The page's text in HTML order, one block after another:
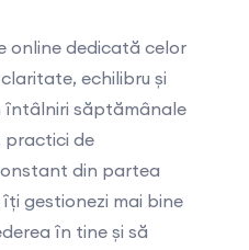
online dedicată celor
echilibru și
întâlniri săptămânale
practici de
din partea
gestionezi mai bine
în tine și să